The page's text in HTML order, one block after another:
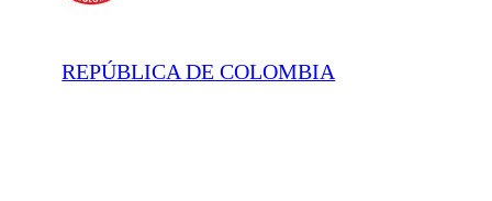
REPÚBLICA DE COLOMBIA